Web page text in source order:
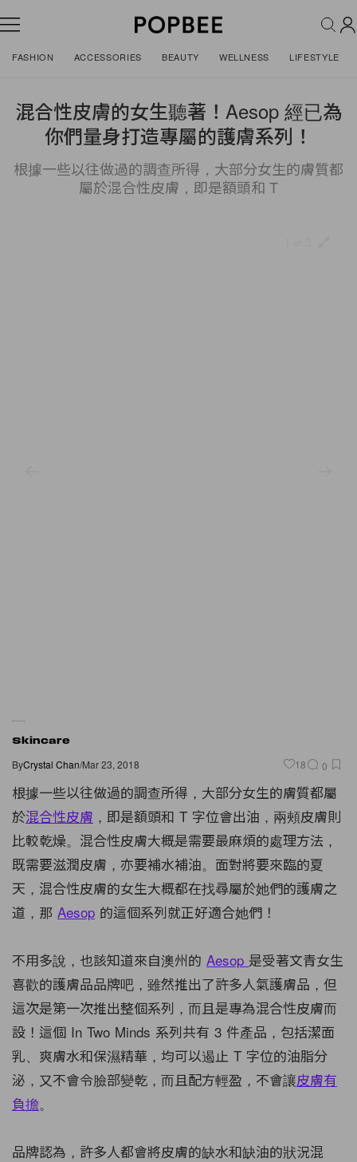
FASHION ACCESSORIES BEAUTY WELLNESS LIFESTYLE
混合性皮膚的女生聽著！Aesop 經已為
你們量身打造專屬的護膚系列！
根據一些以往做過的調查所得，大部分女生的膚質都
屬於混合性皮膚，即是額頭和 T
Skincare
ByCrystal Chan/Mar 23, 2018 18 0
根據一些以往做過的調查所得，大部分女生的膚質都屬
於混合性皮膚 ，即是額頭和 T 字位會出油，兩頰皮膚則
比較乾燥。混合性皮膚大概是需要最麻煩的處理方法，
既需要滋潤皮膚，亦要補水補油。面對將要來臨的夏
天，混合性皮膚的女生大概都在找尋屬於她們的護膚之
道，那 Aesop 的這個系列就正好適合她們！
不用多說，也該知道來自澳州的 Aesop 是受著文青女生
喜歡的護膚品品牌吧，雖然推出了許多人氣護膚品，但
這次是第一次推出整個系列，而且是專為混合性皮膚而
設！這個 In Two Minds 系列共有 3 件產品，包括潔面
乳、爽膚水和保濕精華，均可以遏止 T 字位的油脂分
泌，又不會令臉部變乾，而且配方輕盈，不會讓皮膚有
負擔。
品牌認為，許多人都會將皮膚的缺水和缺油的狀況混